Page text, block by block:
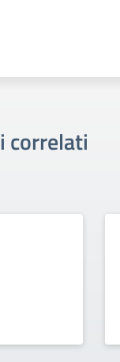
correlati